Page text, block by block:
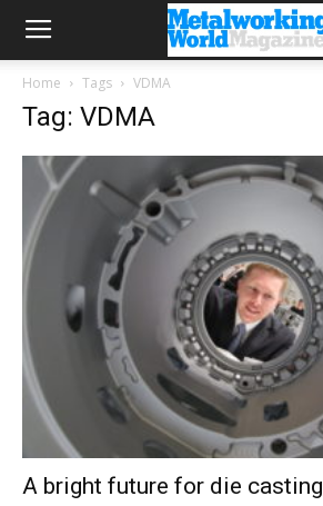
Home Tags VDMA
Tag: VDMA
A bright future for die casting